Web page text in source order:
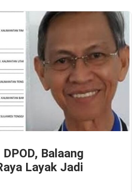
Balaang
Layak Jadi